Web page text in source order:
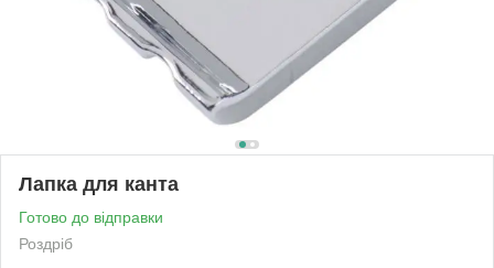
Лапка для канта
Готово до відправки
Роздріб